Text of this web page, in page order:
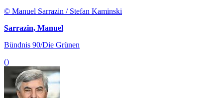
© Manuel Sarrazin / Stefan Kaminski
Sarrazin, Manuel
Bündnis 90/Die Grünen
()